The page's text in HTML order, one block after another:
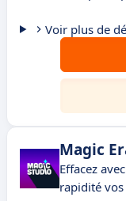
Voir plus de
Magic
Effacez
rapidité